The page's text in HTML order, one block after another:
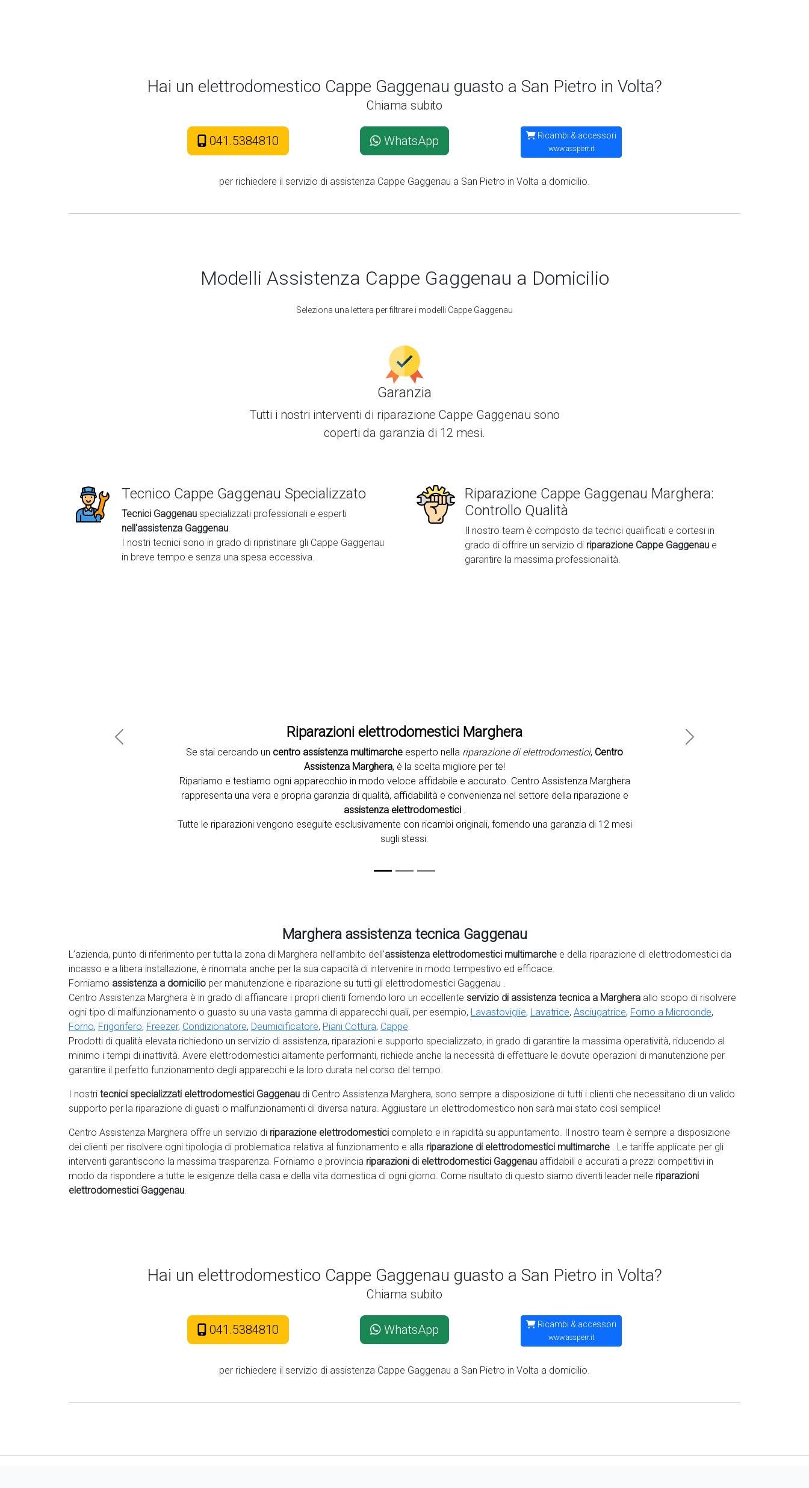
Hai un elettrodomestico Cappe Gaggenau guasto a San Pietro in Volta?
Chiama subito
041.5384810 WhatsApp Ricambi & accessori
www.assperr.it
per richiedere il servizio di assistenza Cappe Gaggenau a San Pietro in Volta a domicilio.
Modelli Assistenza Cappe Gaggenau a Domicilio
Seleziona una lettera per filtrare i modelli Cappe Gaggenau
Garanzia
Tutti i nostri interventi di riparazione Cappe Gaggenau sono
coperti da garanzia di 12 mesi.
Tecnico Cappe Gaggenau Specializzato
Tecnici Gaggenau specializzati professionali e esperti
nell'assistenza Gaggenau.
I nostri tecnici sono in grado di ripristinare gli Cappe Gaggenau
in breve tempo e senza una spesa eccessiva.
Riparazione Cappe Gaggenau Marghera:
Controllo Qualità
Il nostro team è composto da tecnici qualificati e cortesi in
grado di offrire un servizio di riparazione Cappe Gaggenau e
garantire la massima professionalità.
Riparazioni elettrodomestici Marghera
Se stai cercando un centro assistenza multimarche esperto nella riparazione di elettrodomestici, Centro
Assistenza Marghera, è la scelta migliore per te!
Ripariamo e testiamo ogni apparecchio in modo veloce affidabile e accurato. Centro Assistenza Marghera
rappresenta una vera e propria garanzia di qualità, affidabilità e convenienza nel settore della riparazione e
assistenza elettrodomestici .
Tutte le riparazioni vengono eseguite esclusivamente con ricambi originali, fornendo una garanzia di 12 mesi
sugli stessi.
Previous Next
Marghera assistenza tecnica Gaggenau
L’azienda, punto di riferimento per tutta la zona di Marghera nell’ambito dell’assistenza elettrodomestici multimarche e della riparazione di elettrodomestici da
incasso e a libera installazione, è rinomata anche per la sua capacità di intervenire in modo tempestivo ed efficace.
Forniamo assistenza a domicilio per manutenzione e riparazione su tutti gli elettrodomestici Gaggenau .
Centro Assistenza Marghera è in grado di affiancare i propri clienti fornendo loro un eccellente servizio di assistenza tecnica a Marghera allo scopo di risolvere
ogni tipo di malfunzionamento o guasto su una vasta gamma di apparecchi quali, per esempio, Lavastoviglie, Lavatrice, Asciugatrice, Forno a Microonde,
Forno, Frigorifero, Freezer, Condizionatore, Deumidificatore, Piani Cottura, Cappe.
Prodotti di qualità elevata richiedono un servizio di assistenza, riparazioni e supporto specializzato, in grado di garantire la massima operatività, riducendo al
minimo i tempi di inattività. Avere elettrodomestici altamente performanti, richiede anche la necessità di effettuare le dovute operazioni di manutenzione per
garantire il perfetto funzionamento degli apparecchi e la loro durata nel corso del tempo.
I nostri tecnici specializzati elettrodomestici Gaggenau di Centro Assistenza Marghera, sono sempre a disposizione di tutti i clienti che necessitano di un valido
supporto per la riparazione di guasti o malfunzionamenti di diversa natura. Aggiustare un elettrodomestico non sarà mai stato così semplice!
Centro Assistenza Marghera offre un servizio di riparazione elettrodomestici completo e in rapidità su appuntamento. Il nostro team è sempre a disposizione
dei clienti per risolvere ogni tipologia di problematica relativa al funzionamento e alla riparazione di elettrodomestici multimarche . Le tariffe applicate per gli
interventi garantiscono la massima trasparenza. Forniamo e provincia riparazioni di elettrodomestici Gaggenau affidabili e accurati a prezzi competitivi in
modo da rispondere a tutte le esigenze della casa e della vita domestica di ogni giorno. Come risultato di questo siamo diventi leader nelle riparazioni
elettrodomestici Gaggenau.
Hai un elettrodomestico Cappe Gaggenau guasto a San Pietro in Volta?
Chiama subito
041.5384810 WhatsApp Ricambi & accessori
www.assperr.it
per richiedere il servizio di assistenza Cappe Gaggenau a San Pietro in Volta a domicilio.